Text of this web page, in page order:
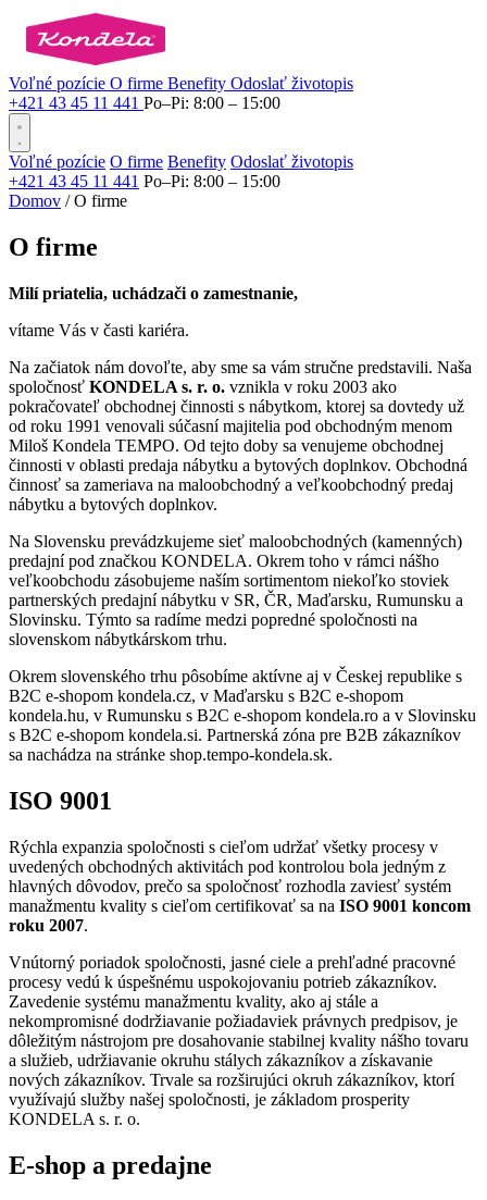
Voľné pozície O firme Benefity Odoslať životopis
+421 43 45 11 441 Po–Pi: 8:00 – 15:00
Voľné pozície O firme Benefity Odoslať životopis
+421 43 45 11 441 Po–Pi: 8:00 – 15:00
Domov / O firme
O firme
Milí priatelia, uchádzači o zamestnanie,
vítame Vás v časti kariéra.
Na začiatok nám dovoľte, aby sme sa vám stručne predstavili. Naša
spoločnosť KONDELA s. r. o. vznikla v roku 2003 ako
pokračovateľ obchodnej činnosti s nábytkom, ktorej sa dovtedy už
od roku 1991 venovali súčasní majitelia pod obchodným menom
Miloš Kondela TEMPO. Od tejto doby sa venujeme obchodnej
činnosti v oblasti predaja nábytku a bytových doplnkov. Obchodná
činnosť sa zameriava na maloobchodný a veľkoobchodný predaj
nábytku a bytových doplnkov.
Na Slovensku prevádzkujeme sieť maloobchodných (kamenných)
predajní pod značkou KONDELA. Okrem toho v rámci nášho
veľkoobchodu zásobujeme naším sortimentom niekoľko stoviek
partnerských predajní nábytku v SR, ČR, Maďarsku, Rumunsku a
Slovinsku. Týmto sa radíme medzi popredné spoločnosti na
slovenskom nábytkárskom trhu.
Okrem slovenského trhu pôsobíme aktívne aj v Českej republike s
B2C e-shopom kondela.cz, v Maďarsku s B2C e-shopom
kondela.hu, v Rumunsku s B2C e-shopom kondela.ro a v Slovinsku
s B2C e-shopom kondela.si. Partnerská zóna pre B2B zákazníkov
sa nachádza na stránke shop.tempo-kondela.sk.
ISO 9001
Rýchla expanzia spoločnosti s cieľom udržať všetky procesy v
uvedených obchodných aktivitách pod kontrolou bola jedným z
hlavných dôvodov, prečo sa spoločnosť rozhodla zaviesť systém
manažmentu kvality s cieľom certifikovať sa na ISO 9001 koncom
roku 2007.
Vnútorný poriadok spoločnosti, jasné ciele a prehľadné pracovné
procesy vedú k úspešnému uspokojovaniu potrieb zákazníkov.
Zavedenie systému manažmentu kvality, ako aj stále a
nekompromisné dodržiavanie požiadaviek právnych predpisov, je
dôležitým nástrojom pre dosahovanie stabilnej kvality nášho tovaru
a služieb, udržiavanie okruhu stálych zákazníkov a získavanie
nových zákazníkov. Trvale sa rozširujúci okruh zákazníkov, ktorí
využívajú služby našej spoločnosti, je základom prosperity
KONDELA s. r. o.
E-shop a predajne